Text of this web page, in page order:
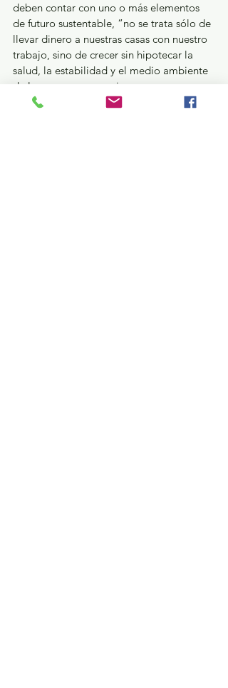
deben contar con uno o más elementos
de futuro sustentable, “no se trata sólo de
llevar dinero a nuestras casas con nuestro
trabajo, sino de crecer sin hipotecar la
salud, la estabilidad y el medio ambiente
de las nuevas generaciones que merecen
disfrutar un mundo de oportunidad y de